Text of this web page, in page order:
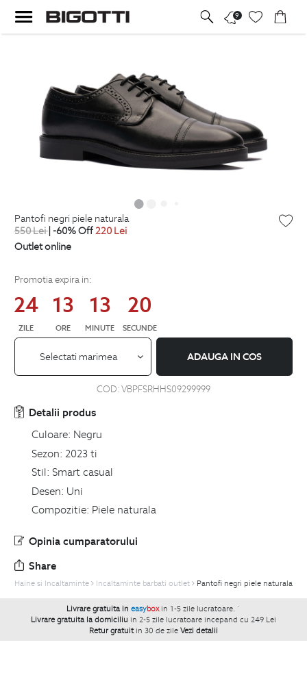
9
pantofi negri piele naturala
550Lei | -60% Off220 Lei
Outlet online
Promotia expira in:
24
ZILE
13
ORE
13
MINUTE
19
SECUNDE
Selectati marimea ADAUGA IN COS
COD:VBPFSRHHS09299999
Detalii produs
Culoare: Negru
Sezon: 2023 ti
Stil: Smart casual
Desen: Uni
Compozitie: Piele naturala
Opinia cumparatorului
Share
Haine si Incaltaminte Incaltaminte barbati outlet Pantofi negri piele naturala
Livrare gratuita in easybox in 1-5 zile lucratoare. `
Livrare gratuita la domiciliu in 2-5 zile lucratoare incepand cu 249 Lei
Retur gratuit in 30 de zile Vezi detalii